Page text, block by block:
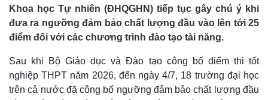
Khoa học Tự nhiên (ĐHQGHN) tiếp tục gây chú ý khi
đưa ra ngưỡng đảm bảo chất lượng đầu vào lên tới 25
điểm đối với các chương trình đào tạo tài năng.
Sau khi Bộ Giáo dục và Đào tạo công bố điểm thi tốt
nghiệp THPT năm 2026, đến ngày 4/7, 18 trường đại học
trên cả nước đã công bố ngưỡng đảm bảo chất lượng đầu